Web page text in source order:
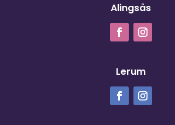
Alingsås
Lerum